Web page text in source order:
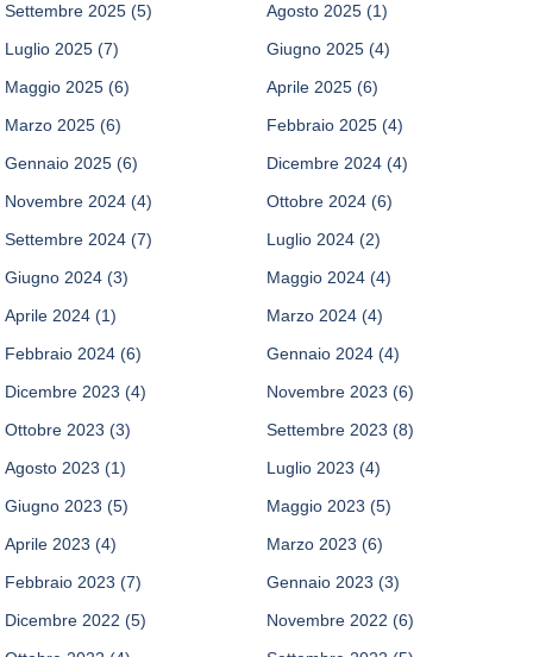
Settembre 2025 (5) Agosto 2025 (1)
Luglio 2025 (7) Giugno 2025 (4)
Maggio 2025 (6) Aprile 2025 (6)
Marzo 2025 (6) Febbraio 2025 (4)
Gennaio 2025 (6) Dicembre 2024 (4)
Novembre 2024 (4) Ottobre 2024 (6)
Settembre 2024 (7) Luglio 2024 (2)
Giugno 2024 (3) Maggio 2024 (4)
Aprile 2024 (1) Marzo 2024 (4)
Febbraio 2024 (6) Gennaio 2024 (4)
Dicembre 2023 (4) Novembre 2023 (6)
Ottobre 2023 (3) Settembre 2023 (8)
Agosto 2023 (1) Luglio 2023 (4)
Giugno 2023 (5) Maggio 2023 (5)
Aprile 2023 (4) Marzo 2023 (6)
Febbraio 2023 (7) Gennaio 2023 (3)
Dicembre 2022 (5) Novembre 2022 (6)